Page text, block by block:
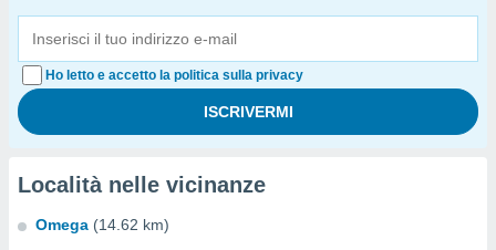
Ho letto e accetto la politica sulla privacy
Località nelle vicinanze
Omega (14.62 km)